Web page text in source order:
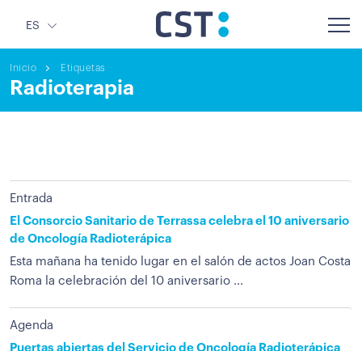
ES
Inicio Etiquetas
Radioterapia
Entrada
El Consorcio Sanitario de Terrassa celebra el 10 aniversario
de Oncología Radioterápica
Esta mañana ha tenido lugar en el salón de actos Joan Costa
Roma la celebración del 10 aniversario ...
Agenda
Puertas abiertas del Servicio de Oncología Radioterápica